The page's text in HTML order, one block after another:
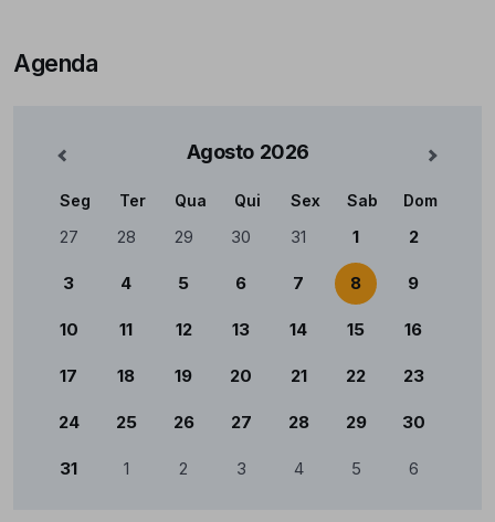
Agenda
Agosto 2026 Mês
Calendário
Seg Ter Qua Qui Sex Sab Dom
27 28 29 30 31 1 2
3 4 5 6 7 8 9
10 11 12 13 14 15 16
17 18 19 20 21 22 23
24 25 26 27 28 29 30
31 1 2 3 4 5 6